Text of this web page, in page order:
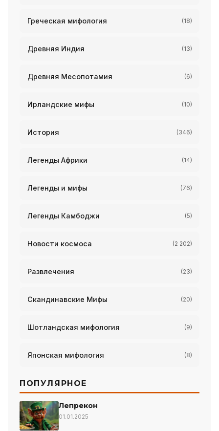
Греческая мифология (18)
Древняя Индия (13)
Древняя Месопотамия (6)
Ирландские мифы (10)
История (346)
Легенды Африки (14)
Легенды и мифы (76)
Легенды Камбоджи (5)
Новости космоса (2 202)
Развлечения (23)
Скандинавские Мифы (20)
Шотландская мифология (9)
Японская мифология (8)
ПОПУЛЯРНОЕ
Лепрекон
01.01.2025